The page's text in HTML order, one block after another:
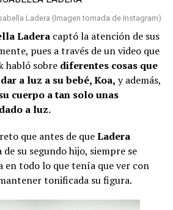
de Perú y Guatemala.
Juanda Caribe
y reveló cómo está su
del país, asistirán
y Andrés Pastrana.
sobre si Álvaro Uribe
que durante esta jornada se
relacionados con temas de
de costos en contratos
Ladera (Imagen tomada de Instagram)
Laderacaptó la atención de sus
pues a través de un video que
habló sobrediferentes cosas que
a luz a su bebé, Koa, y además,
cuerpo a tan solo unas
a luz.
que antes de queLadera
de su segundo hijo, siempre se
en todo lo que tenía que ver con
tonificada su figura.